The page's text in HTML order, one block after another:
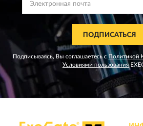
ПОДПИСАТЬСЯ
Подписываясь, Вы соглашаетесь сПолитикой
Условиями пользования